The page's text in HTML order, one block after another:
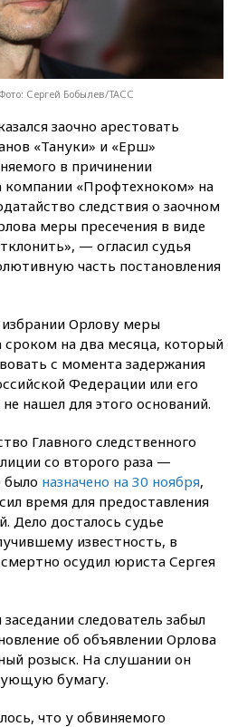
Сергей Бобылев/ТАСС
заочно арестовать
«Тануки» и «Ерш»
в причинении
«Профтехноком» на
следствия о заочном
меры пресечения в виде
— огласил судья
часть постановления
избрании Орлову меры
сроком на два месяца, который
с момента задержания
Федерации или его
нашел для этого оснований.
Главного следственного
со второго раза —
было назначено на 30 ноября,
время для предоставления
Дело досталось судье
известность, в
осудил юриста Сергея
следователь забыл
об объявлении Орлова
розыск. На слушании он
бумагу.
что у обвиняемого